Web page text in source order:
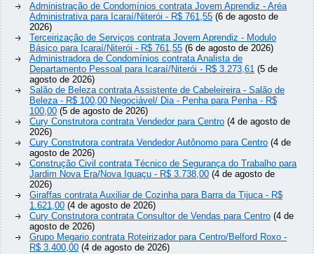
Administração de Condomínios contrata Jovem Aprendiz - Aréa
Administrativa para Icaraí/Niterói - R$ 761,55 (6 de agosto de
2026)
Terceirização de Serviços contrata Jovem Aprendiz - Modulo
Básico para Icaraí/Niterói - R$ 761,55 (6 de agosto de 2026)
Administradora de Condomínios contrata Analista de
Departamento Pessoal para Icaraí/Niterói - R$ 3.273,61 (5 de
agosto de 2026)
Salão de Beleza contrata Assistente de Cabeleireira - Salão de
Beleza - R$ 100,00 Negociável/ Dia - Penha para Penha - R$
100,00 (5 de agosto de 2026)
Cury Construtora contrata Vendedor para Centro (4 de agosto de
2026)
Cury Construtora contrata Vendedor Autônomo para Centro (4 de
agosto de 2026)
Construção Civil contrata Técnico de Segurança do Trabalho para
Jardim Nova Era/Nova Iguaçu - R$ 3.738,00 (4 de agosto de
2026)
Giraffas contrata Auxiliar de Cozinha para Barra da Tijuca - R$
1.621,00 (4 de agosto de 2026)
Cury Construtora contrata Consultor de Vendas para Centro (4 de
agosto de 2026)
Grupo Megario contrata Roteirizador para Centro/Belford Roxo -
R$ 3.400,00 (4 de agosto de 2026)